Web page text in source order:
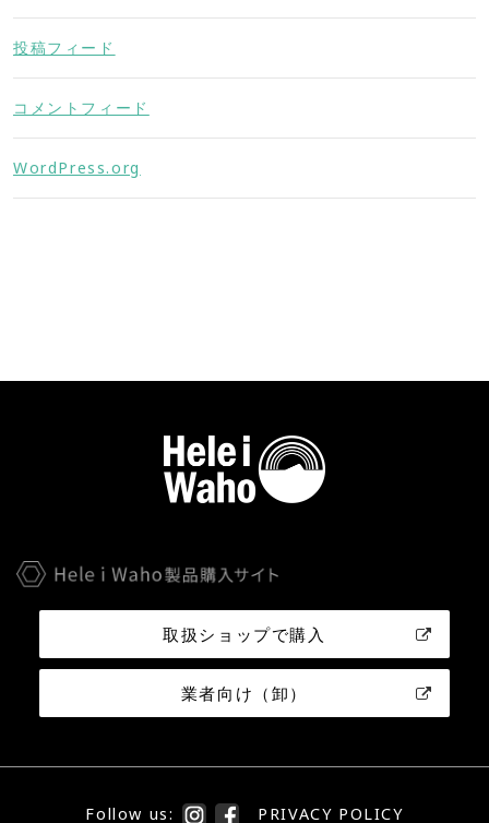
投稿フィード
コメントフィード
WordPress.org
取扱ショップで購入
業者向け（卸）
Follow us: PRIVACY POLICY